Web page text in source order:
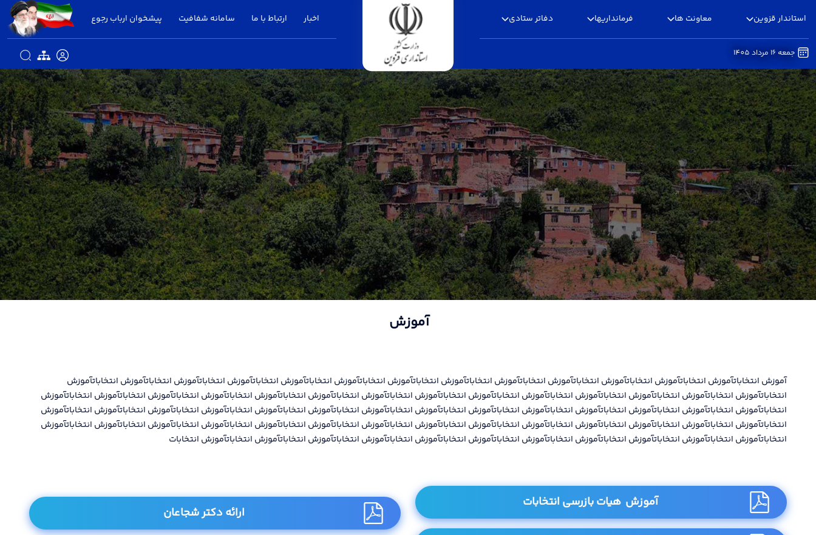
استاندار قزوین معاونت ها فرمانداریها دفاتر ستادی اخبار ارتباط با ما سامانه شفافیت پیشخوان ارباب رجوع
جمعه 16 مرداد 1405
آموزش انتخابات - استانداری قزوین
آموزش
آموزش انتخاباتآموزش انتخاباتآموزش انتخاباتآموزش انتخاباتآموزش انتخاباتآموزش انتخاباتآموزش انتخاباتآموزش انتخاباتآموزش انتخاباتآموزش انتخاباتآموزش انتخاباتآموزش انتخاباتآموزش انتخاباتآموزش
انتخاباتآموزش انتخاباتآموزش انتخاباتآموزش انتخاباتآموزش انتخاباتآموزش انتخاباتآموزش انتخاباتآموزش انتخاباتآموزش انتخاباتآموزش انتخاباتآموزش انتخاباتآموزش انتخاباتآموزش انتخاباتآموزش انتخاباتآموزش
انتخاباتآموزش انتخاباتآموزش انتخاباتآموزش انتخاباتآموزش انتخاباتآموزش انتخاباتآموزش انتخاباتآموزش انتخاباتآموزش انتخاباتآموزش انتخاباتآموزش انتخاباتآموزش انتخاباتآموزش انتخاباتآموزش انتخاباتآموزش
انتخاباتآموزش انتخاباتآموزش انتخاباتآموزش انتخاباتآموزش انتخاباتآموزش انتخاباتآموزش انتخاباتآموزش انتخاباتآموزش انتخاباتآموزش انتخاباتآموزش انتخاباتآموزش انتخاباتآموزش انتخاباتآموزش انتخاباتآموزش
انتخاباتآموزش انتخاباتآموزش انتخاباتآموزش انتخاباتآموزش انتخاباتآموزش انتخاباتآموزش انتخاباتآموزش انتخاباتآموزش انتخاباتآموزش انتخاباتآموزش انتخاباتآموزش انتخابات
آموزش هیات بازرسی انتخابات
ارائه دکتر شجاعان